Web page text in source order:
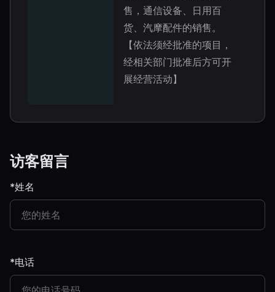
售，通信设备、日用百
货、汽摩配件的销售。
【依法须经批准的项目，
经相关部门批准后方可开
展经营活动】
访客留言
*姓名
*电话